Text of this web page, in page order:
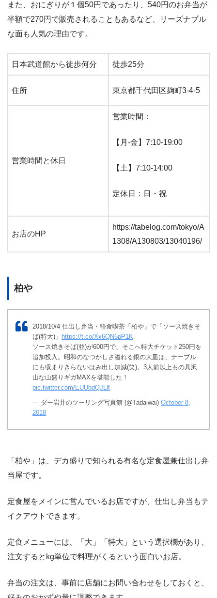
また、おにぎりが１個50円であったり、540円のお弁当が
半額で270円で販売されることもあるなど、リーズナブル
な面も人気の理由です。
日本武道館から徒歩何分 徒歩25分
住所 東京都千代田区麹町3-4-5
営業時間と休日
営業時間：
【月-金】7:10-19:00
【土】7:10-14:00
定休日：日・祝
お店のHP
https://tabelog.com/tokyo/A
1308/A130803/13040196/
柏や
2018/10/4 仕出し弁当・軽食喫茶「柏や」で「ソース焼きそ
ば(特大)」 https://t.co/Xx6QN5pP1K
ソース焼きそば(並)が600円で、そこへ特大チケット250円を
追加投入。昭和のなつかしさ溢れる銀の大皿は、テーブル
にも収まりきらないはみ出し加減(笑)。3人前以上もの具沢
山な山盛りギガMAXを堪能した！
pic.twitter.com/EUUbdQJLlt
— ダー岩井のツーリング写真館 (@Tadaiwai) October 8,
2018
「柏や」は、デカ盛りで知られる有名な定食屋兼仕出し弁
当屋です。
定食屋をメインに営んでいるお店ですが、仕出し弁当もテ
イクアウトできます。
定食メニューには、「大」「特大」という選択欄があり、
注文するとkg単位で料理がくるという面白いお店。
弁当の注文は、事前に店舗にお問い合わせをしておくと、